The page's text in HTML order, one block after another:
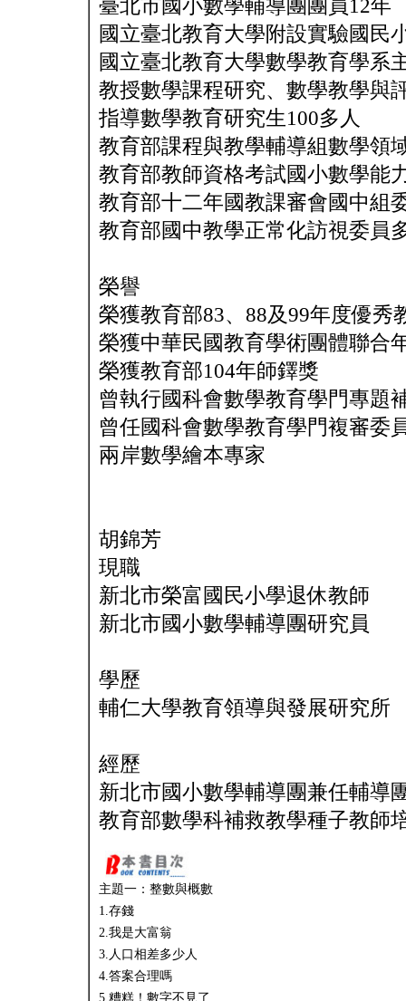
臺北市國小數學輔導團團員12年
國立臺北教育大學附設實驗國民
國立臺北教育大學數學教育學系
教授數學課程研究、數學教學與
指導數學教育研究生100多人
教育部課程與教學輔導組數學領
教育部教師資格考試國小數學能
教育部十二年國教課審會國中組
教育部國中教學正常化訪視委員
榮譽
榮獲教育部83、88及99年度優秀
榮獲中華民國教育學術團體聯合
榮獲教育部104年師鐸獎
曾執行國科會數學教育學門專題
曾任國科會數學教育學門複審委
兩岸數學繪本專家
胡錦芳
現職
新北市榮富國民小學退休教師
新北市國小數學輔導團研究員
學歷
輔仁大學教育領導與發展研究所
經歷
新北市國小數學輔導團兼任輔導
教育部數學科補救教學種子教師
主題一：整數與概數
1.存錢
2.我是大富翁
3.人口相差多少人
4.答案合理嗎
5.糟糕！數字不見了